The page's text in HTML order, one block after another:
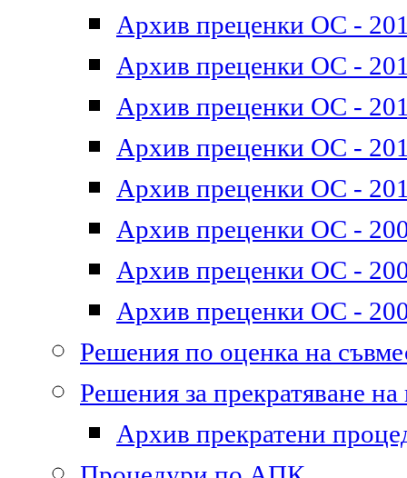
Архив преценки ОС -
Архив преценки ОС -
Архив преценки ОС -
Архив преценки ОС -
Архив преценки ОС -
Архив преценки ОС -
Архив преценки ОС -
Архив преценки ОС -
Решения по оценка на
Решения за прекратяване
Архив прекратени